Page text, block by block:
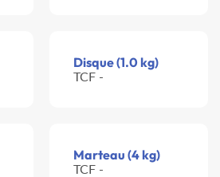
Disque (1.0 kg)
TCF -
Marteau (4 kg)
TCF -